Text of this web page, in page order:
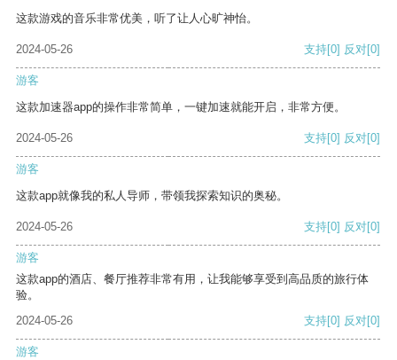
这款游戏的音乐非常优美，听了让人心旷神怡。
2024-05-26 支持[0] 反对[0]
游客
这款加速器app的操作非常简单，一键加速就能开启，非常方便。
2024-05-26 支持[0] 反对[0]
游客
这款app就像我的私人导师，带领我探索知识的奥秘。
2024-05-26 支持[0] 反对[0]
游客
这款app的酒店、餐厅推荐非常有用，让我能够享受到高品质的旅行体
验。
2024-05-26
支持[0] 反对[0]
游客